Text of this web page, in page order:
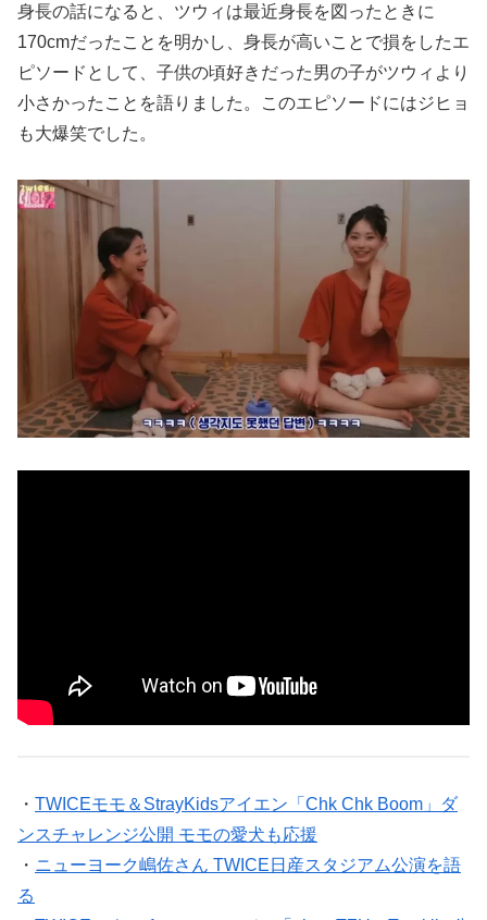
身長の話になると、ツウィは最近身長を図ったときに
170cmだったことを明かし、身長が高いことで損をしたエ
ピソードとして、子供の頃好きだった男の子がツウィより
小さかったことを語りました。このエピソードにはジヒョ
も大爆笑でした。
・ TWICEモモ＆StrayKidsアイエン「Chk Chk Boom」ダ
ンスチャレンジ公開 モモの愛犬も応援
・ ニューヨーク嶋佐さん TWICE日産スタジアム公演を語
る